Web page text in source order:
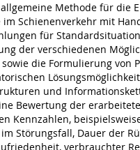
Methode für die
Schienenverkehr mit
für
der verschiedenen
die Formulierung von
und
Bewertung der
Kennzahlen,
Störungsfall, Dauer der
verbrauchter